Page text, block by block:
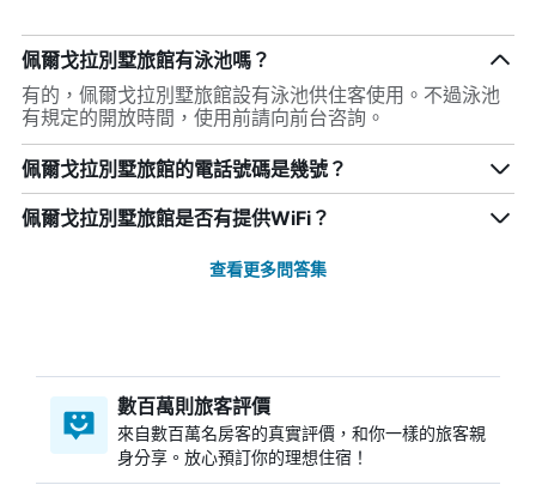
佩爾戈拉別墅旅館有泳池嗎？
有的，佩爾戈拉別墅旅館設有泳池供住客使用。不過泳池
有規定的開放時間，使用前請向前台咨詢。
佩爾戈拉別墅旅館的電話號碼是幾號？
佩爾戈拉別墅旅館是否有提供WiFi？
查看更多問答集
數百萬則旅客評價
來自數百萬名房客的真實評價，和你一樣的旅客親
身分享。放心預訂你的理想住宿！